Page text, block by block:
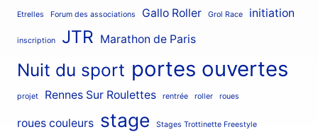
Etrelles Forum des associations Gallo Roller Grol Race initiation
inscription JTR Marathon de Paris
Nuit du sport portes ouvertes
projet Rennes Sur Roulettes rentrée roller roues
roues couleurs stage Stages Trottinette Freestyle